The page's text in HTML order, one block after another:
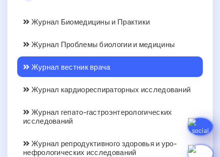
Журнал Биомедицины и Практики
Журнал Проблемы биологии и медицины
Журнал вестник врача
Журнал кардиореспираторных исследований
Журнал гепато-гастроэнтерологических
исследований
Журнал репродуктивного здоровья и уро-
нефрологических исследований